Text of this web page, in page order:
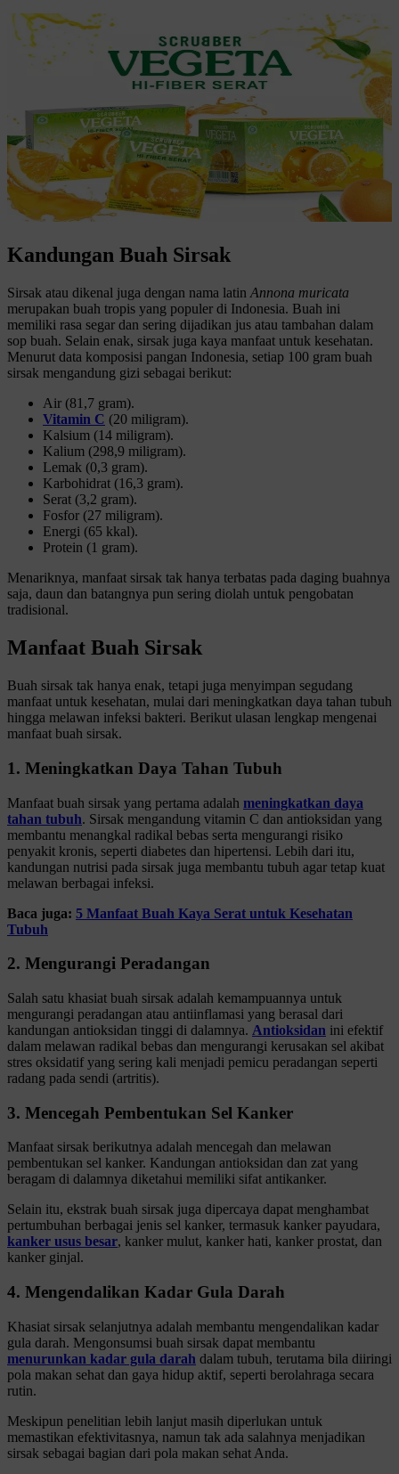
Kandungan Buah Sirsak
Sirsak atau dikenal juga dengan nama latin Annona muricata
merupakan buah tropis yang populer di Indonesia. Buah ini
memiliki rasa segar dan sering dijadikan jus atau tambahan dalam
sop buah. Selain enak, sirsak juga kaya manfaat untuk kesehatan.
Menurut data komposisi pangan Indonesia, setiap 100 gram buah
sirsak mengandung gizi sebagai berikut:
Air (81,7 gram).
Vitamin C (20 miligram).
Kalsium (14 miligram).
Kalium (298,9 miligram).
Lemak (0,3 gram).
Karbohidrat (16,3 gram).
Serat (3,2 gram).
Fosfor (27 miligram).
Energi (65 kkal).
Protein (1 gram).
Menariknya, manfaat sirsak tak hanya terbatas pada daging buahnya
saja, daun dan batangnya pun sering diolah untuk pengobatan
tradisional.
Manfaat Buah Sirsak
Buah sirsak tak hanya enak, tetapi juga menyimpan segudang
manfaat untuk kesehatan, mulai dari meningkatkan daya tahan tubuh
hingga melawan infeksi bakteri. Berikut ulasan lengkap mengenai
manfaat buah sirsak.
1. Meningkatkan Daya Tahan Tubuh
Manfaat buah sirsak yang pertama adalah meningkatkan daya
tahan tubuh. Sirsak mengandung vitamin C dan antioksidan yang
membantu menangkal radikal bebas serta mengurangi risiko
penyakit kronis, seperti diabetes dan hipertensi. Lebih dari itu,
kandungan nutrisi pada sirsak juga membantu tubuh agar tetap kuat
melawan berbagai infeksi.
Baca juga: 5 Manfaat Buah Kaya Serat untuk Kesehatan
Tubuh
2. Mengurangi Peradangan
Salah satu khasiat buah sirsak adalah kemampuannya untuk
mengurangi peradangan atau antiinflamasi yang berasal dari
kandungan antioksidan tinggi di dalamnya. Antioksidan ini efektif
dalam melawan radikal bebas dan mengurangi kerusakan sel akibat
stres oksidatif yang sering kali menjadi pemicu peradangan seperti
radang pada sendi (artritis).
3. Mencegah Pembentukan Sel Kanker
Manfaat sirsak berikutnya adalah mencegah dan melawan
pembentukan sel kanker. Kandungan antioksidan dan zat yang
beragam di dalamnya diketahui memiliki sifat antikanker.
Selain itu, ekstrak buah sirsak juga dipercaya dapat menghambat
pertumbuhan berbagai jenis sel kanker, termasuk kanker payudara,
kanker usus besar, kanker mulut, kanker hati, kanker prostat, dan
kanker ginjal.
4. Mengendalikan Kadar Gula Darah
Khasiat sirsak selanjutnya adalah membantu mengendalikan kadar
gula darah. Mengonsumsi buah sirsak dapat membantu
menurunkan kadar gula darah dalam tubuh, terutama bila diiringi
pola makan sehat dan gaya hidup aktif, seperti berolahraga secara
rutin.
Meskipun penelitian lebih lanjut masih diperlukan untuk
memastikan efektivitasnya, namun tak ada salahnya menjadikan
sirsak sebagai bagian dari pola makan sehat Anda.